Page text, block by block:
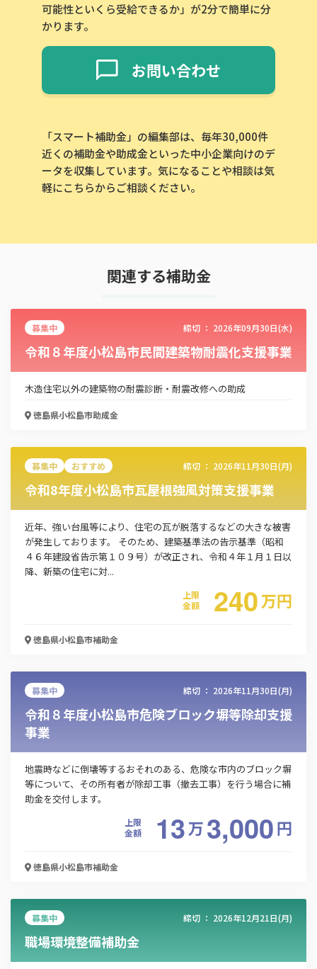
この補助金の情報をPDFダウンロード
インバウンド受入環境整備事業助成金（令和７年
会社名
可能性といくら受給できるか」が2分で簡単に分
かります。
お問い合わせ
「スマート補助金」の編集部は、毎年30,000件
近くの補助金や助成金といった中小企業向けのデ
ータを収集しています。気になることや相談は気
軽にこちらからご相談ください。
関連する補助金
募集中 締切 ： 2026年09月30日(水)
令和８年度小松島市民間建築物耐震化支援事業
木造住宅以外の建築物の耐震診断・耐震改修への助成
徳島県小松島市助成金
募集中 おすすめ 締切 ： 2026年11月30日(月)
令和8年度小松島市瓦屋根強風対策支援事業
近年、強い台風等により、住宅の瓦が脱落するなどの大きな被害
が発生しております。 そのため、建築基準法の告示基準（昭和
４６年建設省告示第１０９号）が改正され、令和４年１月１日以
降、新築の住宅に対...
上限
金額
240万円
徳島県小松島市補助金
募集中 締切 ： 2026年11月30日(月)
令和８年度小松島市危険ブロック塀等除却支援
事業
地震時などに倒壊等するおそれのある、危険な市内のブロック塀
等について、その所有者が除却工事（撤去工事）を行う場合に補
助金を交付します。
上限
金額
13万3,000円
徳島県小松島市補助金
募集中 締切 ： 2026年12月21日(月)
職場環境整備補助金